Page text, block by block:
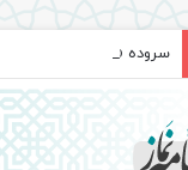
سروده‌ «اربعین»؛ روایت